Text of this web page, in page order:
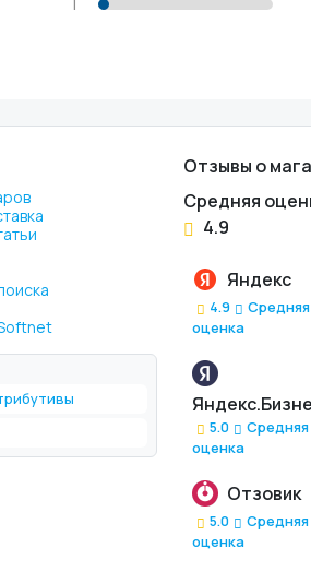
Отзывы о
Средняя
4.9
Яндекс
4.9
Средняя
оценка
5.0
Средняя
оценка
Отзовик
5.0
Средняя
оценка